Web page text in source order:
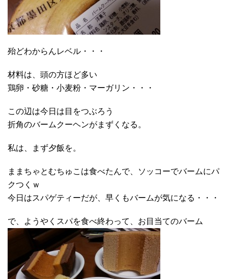
殆どわからんレベル・・・
材料は、頭の方ほど多い
鶏卵・砂糖・小麦粉・マーガリン・・・
この辺は今日は目をつぶろう
折角のバームクーヘンがまずくなる。
私は、まず夕飯を。
ままちゃとむちゅこは食べたんで、ソッコーでバームにパ
クつくｗ
今日はスパゲティーだが、早くもバームが気になる・・・
で、ようやくスパを食べ終わって、お目当てのバーム